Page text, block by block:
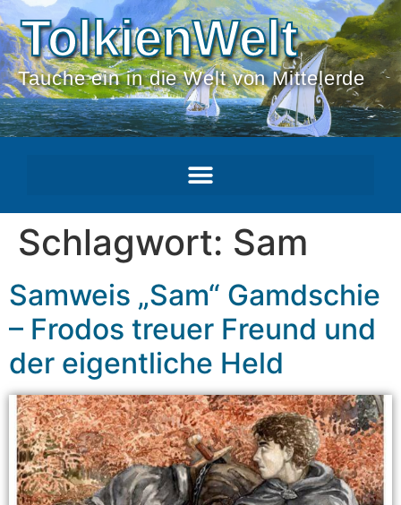
TolkienWelt
Tauche ein in die Welt von Mittelerde
Schlagwort: Sam
Samweis „Sam“ Gamdschie
– Frodos treuer Freund und
der eigentliche Held